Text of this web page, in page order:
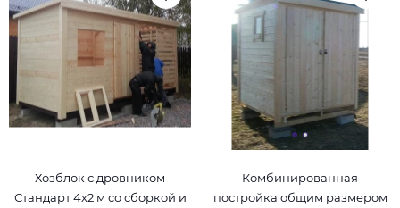
Хозблок с дровником
Стандарт 4х2 м со сборкой и
Комбинированная
постройка общим размером